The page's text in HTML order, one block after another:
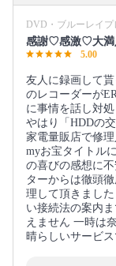
DVD・ブルーレイ
感謝♡感激♡大満
5.00
友人に録画して
のレコーダーが
に事情を話し対
やはり「HDDの
家電量販店で修
myお宝タイトル
の喜びの感想に
ターからは徹頭
理して頂きまし
い接続法の案内
えません 一時は
晴らしいサービス